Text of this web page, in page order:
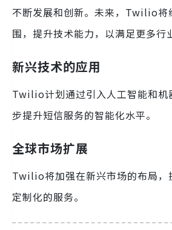
不断发展和创新。未来，Twilio将
围，提升技术能力，以满足更多行
新兴技术的应用
Twilio计划通过引入人工智能和机
步提升短信服务的智能化水平。
全球市场扩展
Twilio将加强在新兴市场的布局，
定制化的服务。